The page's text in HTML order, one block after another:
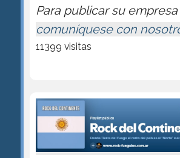
Para publicar su empresa
comuníquese con
11399 visitas